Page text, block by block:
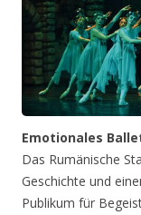
Emotionales
Das Rumänische
Geschichte und
Publikum für